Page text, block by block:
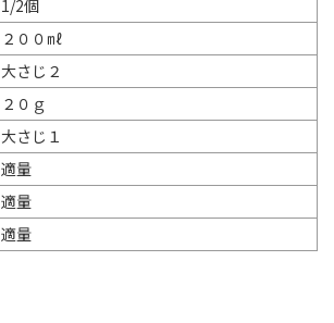
1/2個
２００㎖
大さじ２
２０ｇ
大さじ１
適量
適量
適量